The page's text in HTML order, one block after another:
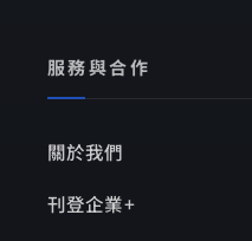
服務與合作
關於我們
刊登企業+